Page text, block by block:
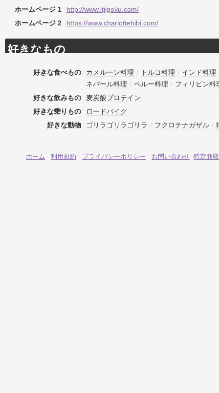
ホームページ 1
http://www.itjigoku.com/
ホームページ 2
https://www.charlottehibi.com/
好きなもの
好きな食べもの カメルーン料理 / トルコ料理 / インド料理
ネパール料理 / ペルー料理 / フィリピン料
好きな飲みもの
麦炭酸プロテイン
好きな乗りもの
ロードバイク
好きな動物
ゴリラゴリラゴリラ / フクロテナガザル /
ホーム - 利用規約 - プライバシーポリシー - お問い合わせ- 特定商